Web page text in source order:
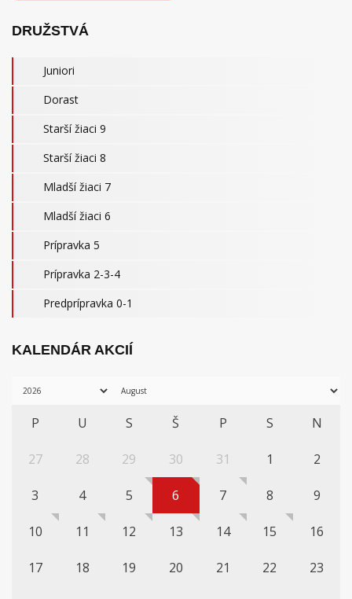
DRUŽSTVÁ
Juniori
Dorast
Starší žiaci 9
Starší žiaci 8
Mladší žiaci 7
Mladší žiaci 6
Prípravka 5
Prípravka 2-3-4
Predprípravka 0-1
KALENDÁR AKCIÍ
P U S Š P S N
27 28 29 30 31 1 2
3 4 5 6 7 8 9
10 11 12 13 14 15 16
17 18 19 20 21 22 23